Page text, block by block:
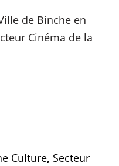
de Binche en
Cinéma de la
Culture, Secteur